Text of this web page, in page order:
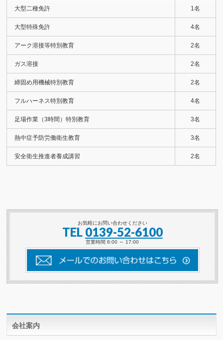
大型二種免許 1名
大型特殊免許 4名
アーク溶接等特別教育 2名
ガス溶接 2名
締固め用機械特別教育 2名
フルハーネス特別教育 4名
足場作業（3時間）特別教育 3名
熱中症予防労働衛生教育 3名
安全衛生推進者養成講習 2名
お気軽にお問い合わせください
TEL 0139-52-6100
営業時間 8:00 ～ 17:00
会社案内